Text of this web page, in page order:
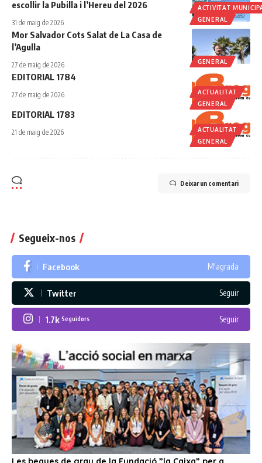
ACTIVITAT
GENERAL
escollir la Pubilla i l’Hereu del 2026
31 de maig de 2026
GENERAL
Mor Salvador Cots Salat de La Casa de
l’Agulla
27 de maig de 2026
ACTUALITAT
GENERAL
EDITORIAL 1784
27 de maig de 2026
ACTUALITAT
GENERAL
EDITORIAL 1783
21 de maig de 2026
Deixar un comentari
Segueix-nos
Facebook M'agrada
Twitter Seguir
1.7k Seguidors Seguir